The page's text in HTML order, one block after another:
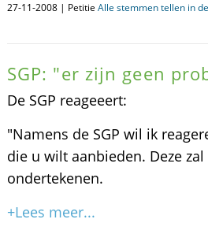
27-11-2008 | Petitie Alle stemmen tellen in
SGP: "er zijn geen
De SGP reageeert:
"Namens de SGP wil ik
die u wilt aanbieden. Deze zal
ondertekenen.
+Lees meer...